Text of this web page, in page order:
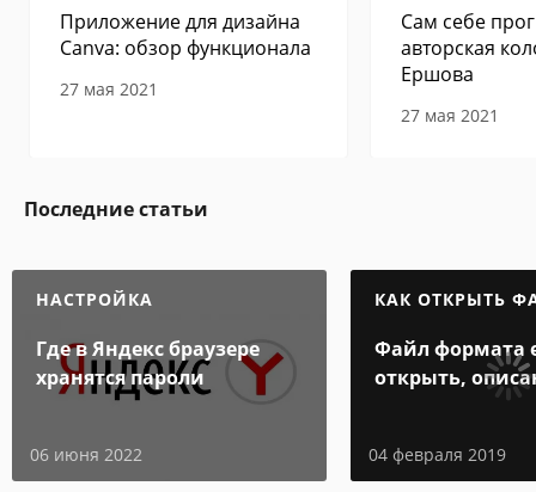
Приложение для дизайна
Canva: обзор функционала
27 мая 2021
Сам себе
авторская
Ершова
27 мая 2021
Последние статьи
НАСТРОЙКА
Где в Яндекс браузере
хранятся пароли
06 июня 2022
КАК ОТКРЫТЬ
Файл формата
открыть,
04 февраля 2019